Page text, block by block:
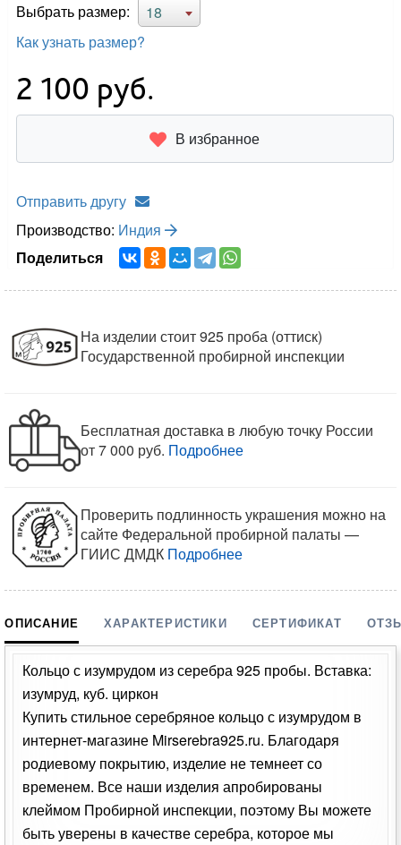
Выбрать размер:
18
Как узнать размер?
2 100 руб.
В избранное
Отправить другу
Производство: Индия
Поделиться
На изделии стоит 925 проба (оттиск)
Государственной пробирной инспекции
Бесплатная доставка в любую точку России
от 7 000 руб. Подробнее
Проверить подлинность украшения можно на
сайте Федеральной пробирной палаты —
ГИИС ДМДК Подробнее
ОПИСАНИЕ ХАРАКТЕРИСТИКИ СЕРТИФИКАТ
Кольцо с изумрудом из серебра 925 пробы. Вставка:
изумруд, куб. циркон
Купить стильное серебряное кольцо с изумрудом в
интернет-магазине Mirserebra925.ru. Благодаря
родиевому покрытию, изделие не темнеет со
временем. Все наши изделия апробированы
клеймом Пробирной инспекции, поэтому Вы можете
быть уверены в качестве серебра, которое мы